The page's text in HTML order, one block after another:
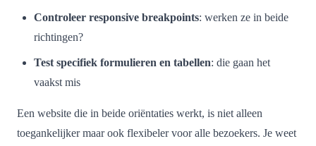
Controleer responsive breakpoints: werken ze in beide
richtingen?
Test specifiek formulieren en tabellen: die gaan het
vaakst mis
Een website die in beide oriëntaties werkt, is niet alleen
toegankelijker maar ook flexibeler voor alle bezoekers. Je weet